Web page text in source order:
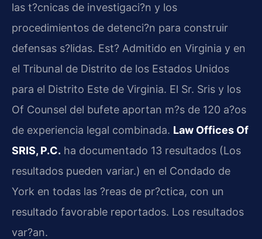
las t?cnicas de investigaci?n y los
procedimientos de detenci?n para construir
defensas s?lidas. Est? Admitido en Virginia y en
el Tribunal de Distrito de los Estados Unidos
para el Distrito Este de Virginia. El Sr. Sris y los
Of Counsel del bufete aportan m?s de 120 a?os
de experiencia legal combinada. Law Offices Of
SRIS, P.C. ha documentado 13 resultados (Los
resultados pueden variar.) en el Condado de
York en todas las ?reas de pr?ctica, con un
resultado favorable reportados. Los resultados
var?an.